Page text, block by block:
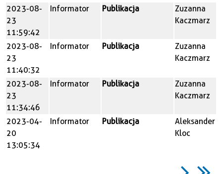
2023-08-
23
11:59:42
Informator Publikacja
Zuzanna
Kaczmarz
2023-08-
23
11:40:32
Informator Publikacja
Zuzanna
Kaczmarz
2023-08-
23
11:34:46
Informator Publikacja
Zuzanna
Kaczmarz
2023-04-
20
13:05:34
Informator Publikacja
Aleksander
Kloc